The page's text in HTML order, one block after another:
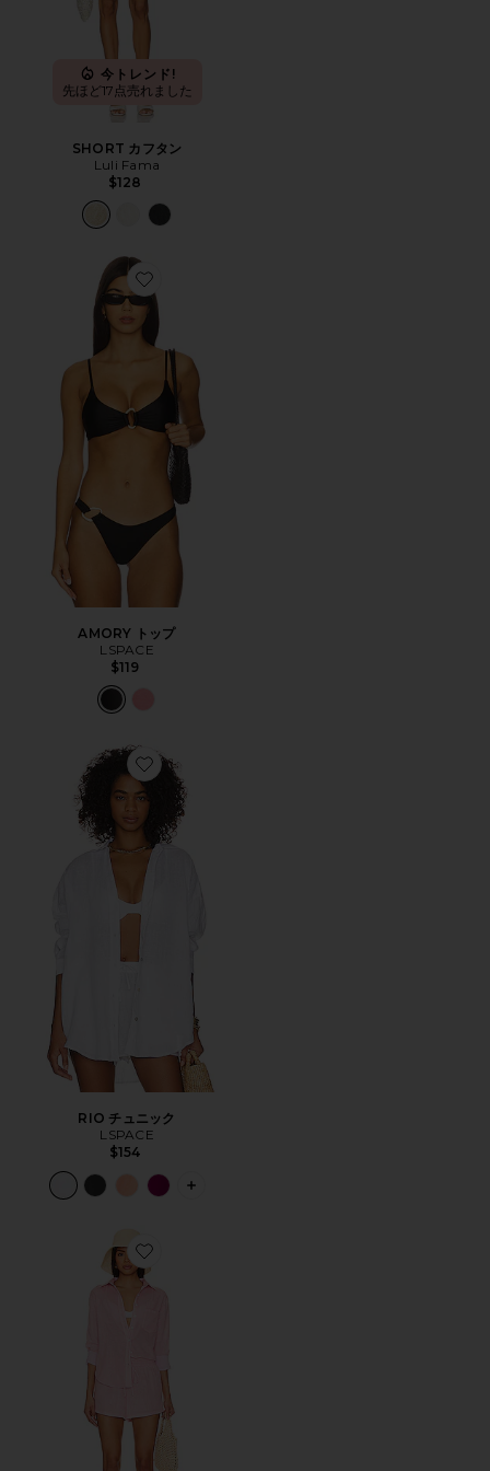
今トレンド!
先ほど17点売れました
SHORT カフタン
Luli Fama
$128
Favorite AMORY トップ
AMORY トップ
LSPACE
$119
Favorite RIO チュニック
RIO チュニック
LSPACE
$154
PLUS ICON TO SEE MORE OPTIONS
Favorite CLIO セット